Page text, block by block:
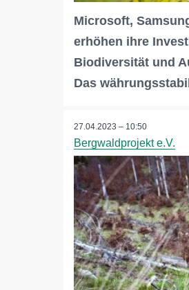
Microsoft,
erhöhen ihre
Biodiversität und
Das
27.04.2023 – 10:50
Bergwaldprojekt e.V.